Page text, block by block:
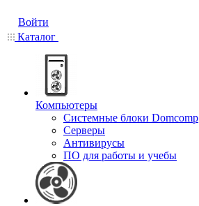
Войти
Каталог
Компьютеры
Системные блоки Domcomp
Серверы
Антивирусы
ПО для работы и учебы